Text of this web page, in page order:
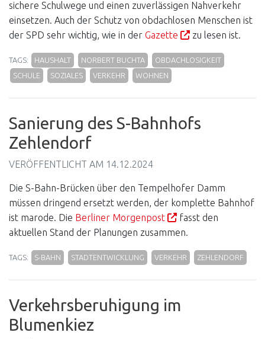
sichere Schulwege und einen zuverlässigen Nahverkehr
einsetzen. Auch der Schutz von obdachlosen Menschen ist
der SPD sehr wichtig, wie in der Gazette zu lesen ist.
TAGS: HAUSHALT NORBERT BUCHTA
OBDACHLOSIGKEIT
SCHULE
SOZIALES VERKEHR WOHNEN
Sanierung des S-Bahnhofs
Zehlendorf
VERÖFFENTLICHT AM 14.12.2024
Die S-Bahn-Brücken über den Tempelhofer Damm
müssen dringend ersetzt werden, der komplette Bahnhof
ist marode. Die Berliner Morgenpost
fasst den
aktuellen Stand der Planungen zusammen.
TAGS: S-BAHN STADTENTWICKLUNG VERKEHR ZEHLENDORF
Verkehrsberuhigung im
Blumenkiez